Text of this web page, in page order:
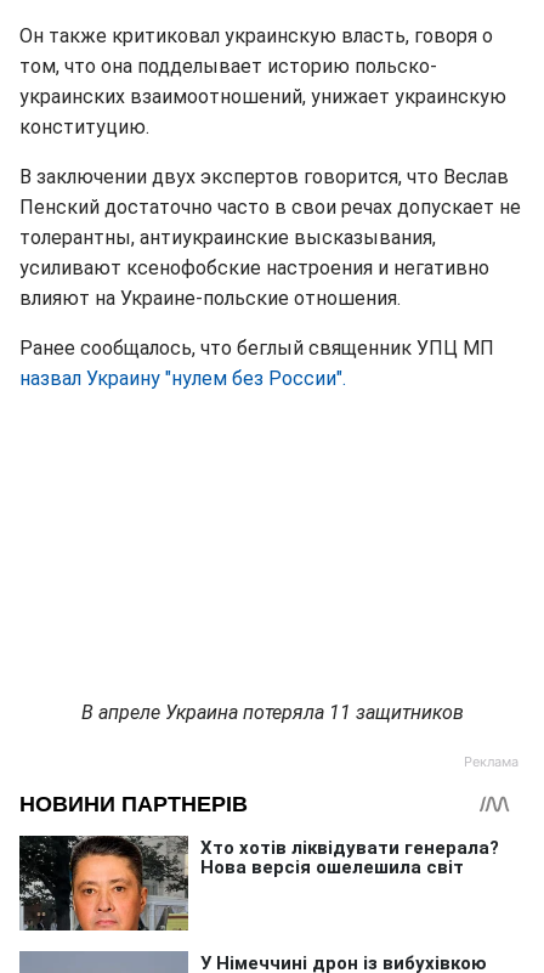
Он также критиковал украинскую власть, говоря о
том, что она подделывает историю польско-
украинских взаимоотношений, унижает украинскую
конституцию.
В заключении двух экспертов говорится, что Веслав
Пенский достаточно часто в свои речах допускает не
толерантны, антиукраинские высказывания,
усиливают ксенофобские настроения и негативно
влияют на Украине-польские отношения.
Ранее сообщалось, что беглый священник УПЦ МП
назвал Украину "нулем без России".
В апреле Украина потеряла 11 защитников